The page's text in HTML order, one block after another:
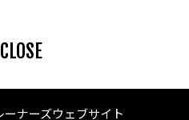
CLOSE
ナーズウェブサイト